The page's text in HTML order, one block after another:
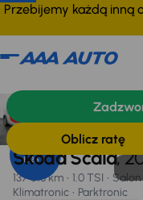
Przebijemy każdą inną
Taniej o 500 zł
8,25 %
Škoda Scala,
137 518 km 1.0 TSI Salon
Klimatronic
Parktronic
Wyposażenie
Oblicz ratę